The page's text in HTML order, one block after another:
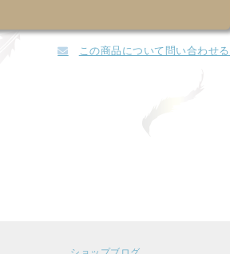
この商品について問い合わせる